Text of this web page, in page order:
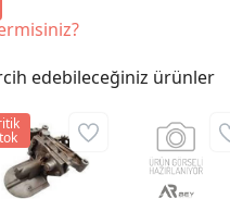
edebileceğiniz ürünler